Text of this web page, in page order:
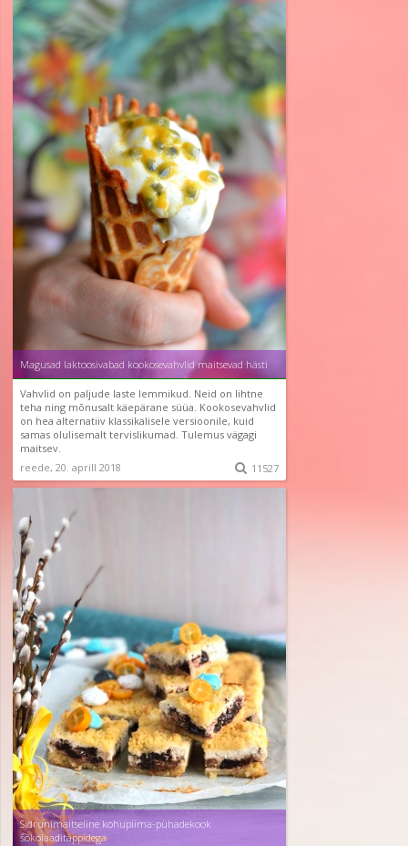
Magusad laktoosivabad kookosevahvlid maitsevad hästi
Vahvlid on paljude laste lemmikud. Neid on lihtne
teha ning mõnusalt käepärane süüa. Kookosevahvlid
on hea alternatiiv klassikalisele versioonile, kuid
samas olulisemalt tervislikumad. Tulemus vägagi
maitsev.
reede, 20. aprill 2018
 11527
Sidrunimaitseline kohupiima-pühadekook
šokolaaditäppidega